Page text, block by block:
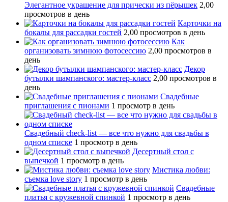
Элегантное украшение для прически из пёрышек 2,00
просмотров в день
Карточки на
бокалы для рассадки гостей 2,00 просмотров в день
Как
организовать зимнюю фотосессию 2,00 просмотров в
день
Декор
бутылки шампанского: мастер-класс 2,00 просмотров в
день
Свадебные
приглашения с пионами 1 просмотр в день
Свадебный сheck-list — все что нужно для свадьбы в
одном списке 1 просмотр в день
Десертный стол с
выпечкой 1 просмотр в день
Мистика любви:
съемка love story 1 просмотр в день
Свадебные
платья с кружевной спинкой 1 просмотр в день